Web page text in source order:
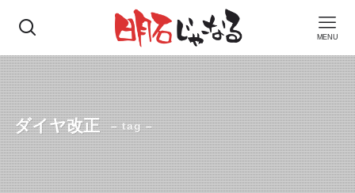
MENU
ダイヤ改正 – tag –